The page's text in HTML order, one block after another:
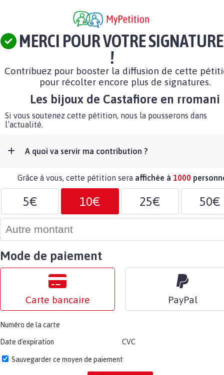
MERCI POUR VOTRE SIGNATURE
!
Contribuez pour booster la diffusion de cette
pour récolter encore plus de signatures.
Les bijoux de Castafiore en rromani
Si vous soutenez cette pétition, nous la pousserons dans
l’actualité.
A quoi va servir ma contribution ?
Grâce à vous, cette pétition sera affichée à 1000
5€ 10€ 25€ 50€
Mode de paiement
Carte bancaire PayPal
Numéro de la carte
Date d'expiration CVC
Sauvegarder ce moyen de paiement